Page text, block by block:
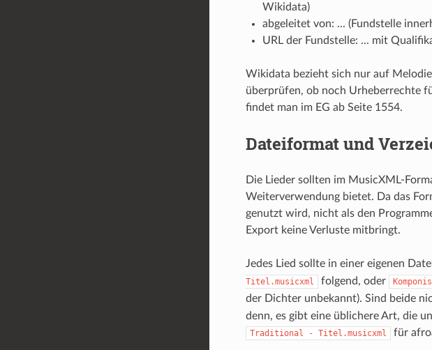
Wikidata)
abgeleitet von: ... (Fundstelle
URL der Fundstelle: ... mit
Wikidata bezieht sich nur auf
überprüfen, ob noch Urheberrechte
findet man im EG ab Seite 1554.
Dateiformat und
Die Lieder sollten im MusicXML-
Weiterverwendung bietet. Da das
genutzt wird, nicht als den
Export keine Verluste mitbringt.
Jedes Lied sollte in einer eigenen
Titel.musicxml
folgend, oder
der Dichter unbekannt). Sind beide
denn, es gibt eine üblichere Art, die
Traditional - Titel.musicxml für